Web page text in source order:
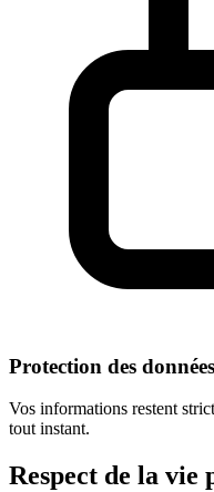
Protection des données
Vos informations restent
tout instant.
Respect de la vie